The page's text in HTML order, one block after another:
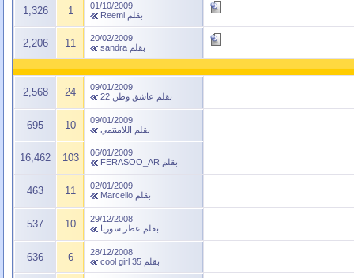
01/10/2009
بقلم Reemi
1
1,326
20/02/2009
بقلم sandra
11
2,206
09/01/2009
بقلم عاشق وطن 22 24
2,568
09/01/2009
بقلم اللامنتمي 10
695
06/01/2009
بقلم FERASOO_AR
103
16,462
02/01/2009
بقلم Marcello
11
463
29/12/2008
بقلم عطر سوريا 10
537
28/12/2008
بقلم cool girl 35
6
636